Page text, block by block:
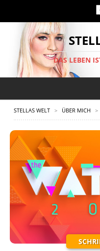
DAS LEBEN
STELLAS WELT > ÜBER MICH >